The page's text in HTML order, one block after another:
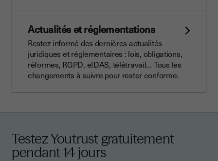
Actualités et réglementations
Restez informé des dernières actualités
juridiques et réglementaires : lois, obligations,
réformes, RGPD, eIDAS, télétravail… Tous les
changements à suivre pour rester conforme.
Testez Youtrust gratuitement
pendant 14 jours